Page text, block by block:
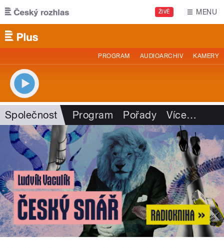
Přejít k hlavnímu obsahu
ŽIVĚ MENU
PROGRAM AUDIOARCHIV KAMERY
Společnost Program Pořady Více…